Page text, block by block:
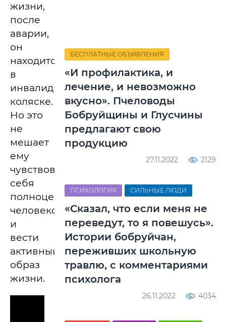
жизни,
после
аварии,
он
находится
в
инвалидной
коляске.
Но это
не
мешает
ему
чувствовать
себя
полноценным
человеком
и
вести
активный
образ
жизни.
БЕСПЛАТНЫЕ ОБЪЯВЛЕНИЯ
«И профилактика, и
лечение, и невозможно
вкусно». Пчеловоды
Бобруйщины и Глусчины
предлагают свою
продукцию
27.11.2022 2129
ПСИХОЛОГИЯ СИЛЬНЫЕ ЛЮДИ
«Сказал, что если меня не
переведут, то я повешусь».
Истории бобруйчан,
переживших школьную
травлю, с комментариями
психолога
26.11.2022 4034